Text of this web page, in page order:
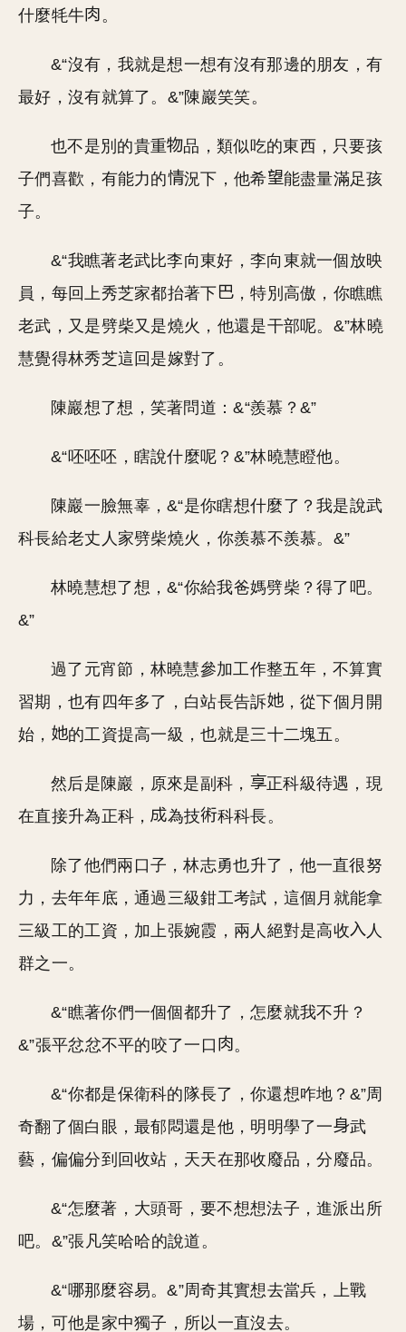
什麼牦牛
。
&“沒有，我就是想一想有沒有那邊的朋友，有
最好，沒有就算了。&”陳巖笑笑。
也不是別的貴重
品，類似吃的東西，只要孩
子們喜歡，有能力的
況下，他希
能盡量滿足孩
子。
&“我瞧著老武比李向東好，李向東就一個放映
員，每回上秀芝家都抬著下
，特別高傲，你瞧瞧
老武，又是劈柴又是燒火，他還是干部呢。&”林曉
慧覺得林秀芝這回是嫁對了。
陳巖想了想，笑著問道：&“羨慕？&”
&“呸呸呸，瞎說什麼呢？&”林曉慧瞪他。
陳巖一臉無辜，&“是你瞎想什麼了？我是說武
科長給老丈人家劈柴燒火，你羨慕不羨慕。&”
林曉慧想了想，&“你給我爸媽劈柴？得了吧。
&”
過了元宵節，林曉慧參加工作整五年，不算實
習期，也有四年多了，白站長告訴
，從下個月開
始，
的工資提高一級，也就是三十二塊五。
然后是陳巖，原來是副科，
正科級待遇，現
在直接升為正科，
為技 科科長。
除了他們兩口子，林志勇也升了，他一直很努
力，去年年底，通過三級鉗工考試，這個月就能拿
三級工的工資，加上張婉霞，兩人絕對是高收
人
群之一。
&“瞧著你們一個個都升了，怎麼就我不升？
&”張平忿忿不平的咬了一口
。
&“你都是保衛科的隊長了，你還想咋地？&”周
奇翻了個白眼，最郁悶還是他，明明學了一
武
藝，偏偏分到回收站，天天在那收廢品，分廢品。
&“怎麼著，大頭哥，要不想想法子，進派出所
吧。&”張凡笑哈哈的說道。
&“哪那麼容易。&”周奇其實想去當兵，上戰
場，可他是家中獨子，所以一直沒去。